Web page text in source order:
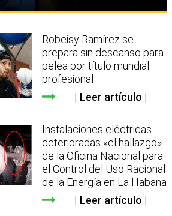
Robeisy Ramírez se
prepara sin descanso para
pelea por título mundial
profesional
Leer artículo
Instalaciones eléctricas
deterioradas «el hallazgo»
de la Oficina Nacional para
el Control del Uso Racional
de la Energía en La Habana
Leer artículo